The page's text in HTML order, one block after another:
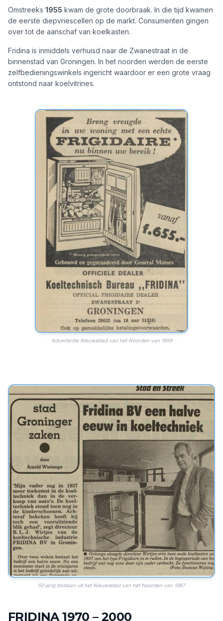
Omstreeks 1955 kwam de grote doorbraak. In die tijd kwamen
de eerste diepvriescellen op de markt. Consumenten gingen
over tot de aanschaf van koelkasten.
Fridina is inmiddels verhuisd naar de Zwanestraat in de
binnenstad van Groningen. In het noorden werden de eerste
zelfbedieningswinkels ingericht waardoor er een grote vraag
ontstond naar koelvitrines.
Advertentie Nieuwsblad van het Noorden van 1959
50 jarig bestaan uit het Nieuwsblad van het Noorden van 1987
FRIDINA 1970 – 2000